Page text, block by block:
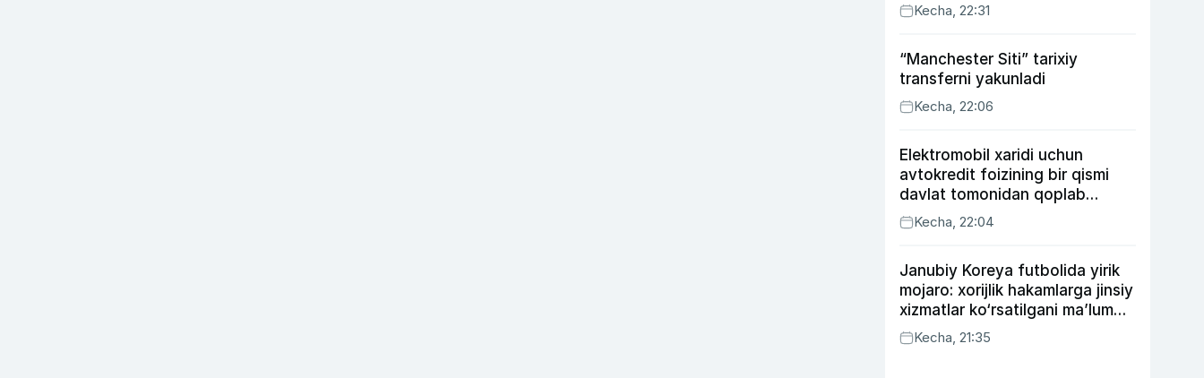
Kecha, 22:31
“Manchester Siti” tarixiy
transferni yakunladi
Kecha, 22:06
Elektromobil xaridi uchun
avtokredit foizining bir qismi
davlat tomonidan qoplab
berilishi mumkin
Kecha, 22:04
Janubiy Koreya futbolida yirik
mojaro: xorijlik hakamlarga jinsiy
xizmatlar ko‘rsatilgani ma’lum
qilindi
Kecha, 21:35